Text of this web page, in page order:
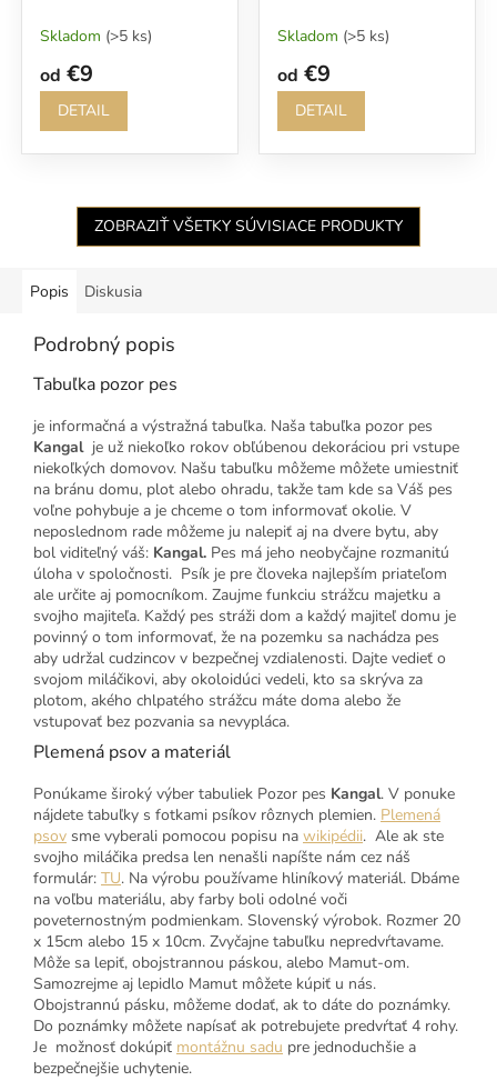
Skladom (>5 ks)
od €9
DETAIL
Skladom (>5 ks)
od €9
DETAIL
ZOBRAZIŤ VŠETKY SÚVISIACE PRODUKTY
Popis Diskusia
Podrobný popis
Tabuľka pozor pes
je informačná a výstražná tabuľka. Naša tabuľka pozor pes
Kangal je už niekoľko rokov obľúbenou dekoráciou pri vstupe
niekoľkých domovov. Našu tabuľku môžeme môžete umiestniť
na bránu domu, plot alebo ohradu, takže tam kde sa Váš pes
voľne pohybuje a je chceme o tom informovať okolie. V
neposlednom rade môžeme ju nalepiť aj na dvere bytu, aby
bol viditeľný váš: Kangal. Pes má jeho neobyčajne rozmanitú
úloha v spoločnosti. Psík je pre človeka najlepším priateľom
ale určite aj pomocníkom. Zaujme funkciu strážcu majetku a
svojho majiteľa. Každý pes stráži dom a každý majiteľ domu je
povinný o tom informovať, že na pozemku sa nachádza pes
aby udržal cudzincov v bezpečnej vzdialenosti. Dajte vedieť o
svojom miláčikovi, aby okoloidúci vedeli, kto sa skrýva za
plotom, akého chlpatého strážcu máte doma alebo že
vstupovať bez pozvania sa nevypláca.
Plemená psov a materiál
Ponúkame široký výber tabuliek Pozor pes Kangal. V ponuke
nájdete tabuľky s fotkami psíkov rôznych plemien. Plemená
psov sme vyberali pomocou popisu na wikipédii. Ale ak ste
svojho miláčika predsa len nenašli napíšte nám cez náš
formulár: TU. Na výrobu používame hliníkový materiál. Dbáme
na voľbu materiálu, aby farby boli odolné voči
poveternostným podmienkam. Slovenský výrobok. Rozmer 20
x 15cm alebo 15 x 10cm. Zvyčajne tabuľku nepredvŕtavame.
Môže sa lepiť, obojstrannou páskou, alebo Mamut-om.
Samozrejme aj lepidlo Mamut môžete kúpiť u nás.
Obojstrannú pásku, môžeme dodať, ak to dáte do poznámky.
Do poznámky môžete napísať ak potrebujete predvŕtať 4 rohy.
Je možnosť dokúpiť montážnu sadu pre jednoduchšie a
bezpečnejšie uchytenie.